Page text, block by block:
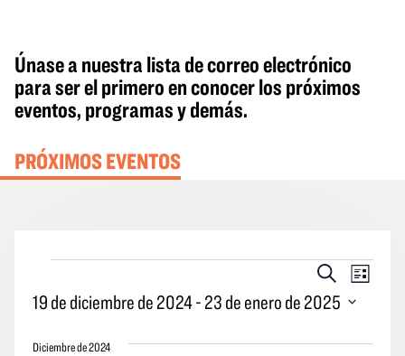
Únase a nuestra lista de correo electrónico
para ser el primero en conocer los próximos
eventos, programas y demás.
PRÓXIMOS EVENTOS
Eventos
Búsqueda
vistas
Buscar
vistas
Lista
19 de diciembre de 2024 - 23 de enero de 2025
la
Diciembre de 2024